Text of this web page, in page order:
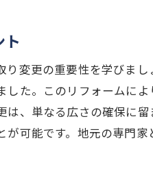
計画とデザイン
順
アイデア
変更の重要性を学びま
た。このリフォームに
、単なる広さの確保に
可能です。地元の専門